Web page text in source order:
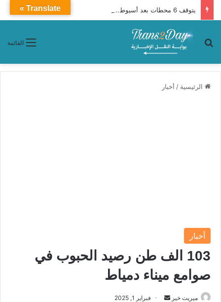
يتوقف 6 محطات بعد أسيوط.. تفاصيل قطار 927 أبوالهول إلى الإسكندرية
القائمة بحث عن
الرئيسية / أخبار
أخبار
103 الف طن رصيد الحبوب في
صوامع ميناء دمياط
ميريت خير فبراير 1, 2025
Translate »